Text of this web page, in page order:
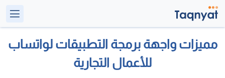
مميزات واجهة برمجة التطبيقات لواتساب
للأعمال التجارية